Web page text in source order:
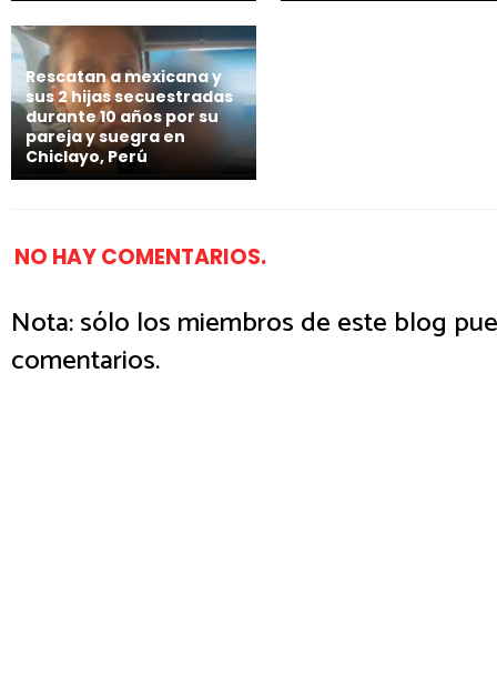
Rescatan a mexicana y
sus 2 hijas secuestradas
durante 10 años por su
pareja y suegra en
Chiclayo, Perú
NO HAY COMENTARIOS.
Nota: sólo los miembros de este blog
comentarios.